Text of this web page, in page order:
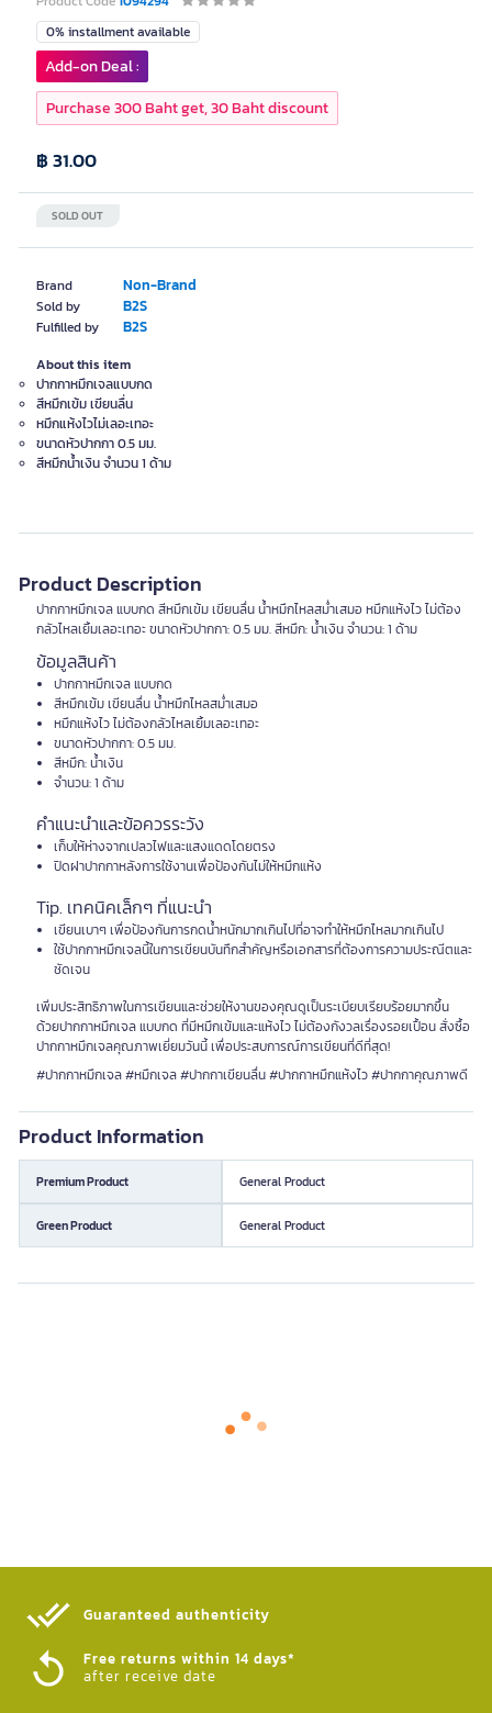
Brand Non-Brand
Sold by B2S
Fulfilled by B2S
0% installment available
SOLD OUT
฿ 31.00
Add-on Deal :
Purchase 300 Baht get, 30 Baht discount
About this item
ปากกาหมึกเจลแบบกด
สีหมึกเข้ม เขียนลื่น
หมึกแห้งไวไม่เลอะเทอะ
ขนาดหัวปากกา 0.5 มม.
สีหมึกน้ำเงิน จำนวน 1 ด้าม
Product Description
ปากกาหมึกเจล แบบกด สีหมึกเข้ม เขียนลื่น น้ำหมึกไหลสม่ำเสมอ หมึกแห้งไว ไม่ต้อง
กลัวไหลเยิ้มเลอะเทอะ ขนาดหัวปากกา: 0.5 มม. สีหมึก: น้ำเงิน จำนวน: 1 ด้าม
ข้อมูลสินค้า
ปากกาหมึกเจล แบบกด
สีหมึกเข้ม เขียนลื่น น้ำหมึกไหลสม่ำเสมอ
หมึกแห้งไว ไม่ต้องกลัวไหลเยิ้มเลอะเทอะ
ขนาดหัวปากกา: 0.5 มม.
สีหมึก: น้ำเงิน
จำนวน: 1 ด้าม
คำแนะนำและข้อควรระวัง
เก็บให้ห่างจากเปลวไฟและแสงแดดโดยตรง
ปิดฝาปากกาหลังการใช้งานเพื่อป้องกันไม่ให้หมึกแห้ง
Tip. เทคนิคเล็กๆ ที่แนะนำ
เขียนเบาๆ เพื่อป้องกันการกดน้ำหนักมากเกินไปที่อาจทำให้หมึกไหลมากเกินไป
ใช้ปากกาหมึกเจลนี้ในการเขียนบันทึกสำคัญหรือเอกสารที่ต้องการความประณีตและ
ชัดเจน
เพิ่มประสิทธิภาพในการเขียนและช่วยให้งานของคุณดูเป็นระเบียบเรียบร้อยมากขึ้น
ด้วยปากกาหมึกเจล แบบกด ที่มีหมึกเข้มและแห้งไว ไม่ต้องกังวลเรื่องรอยเปื้อน สั่งซื้อ
ปากกาหมึกเจลคุณภาพเยี่ยมวันนี้ เพื่อประสบการณ์การเขียนที่ดีที่สุด!
#ปากกาหมึกเจล #หมึกเจล #ปากกาเขียนลื่น #ปากกาหมึกแห้งไว #ปากกาคุณภาพดี
Product Information
Premium Product General Product
Green Product General Product
Guaranteed authenticity​
Free returns within 14 days*
after receive date